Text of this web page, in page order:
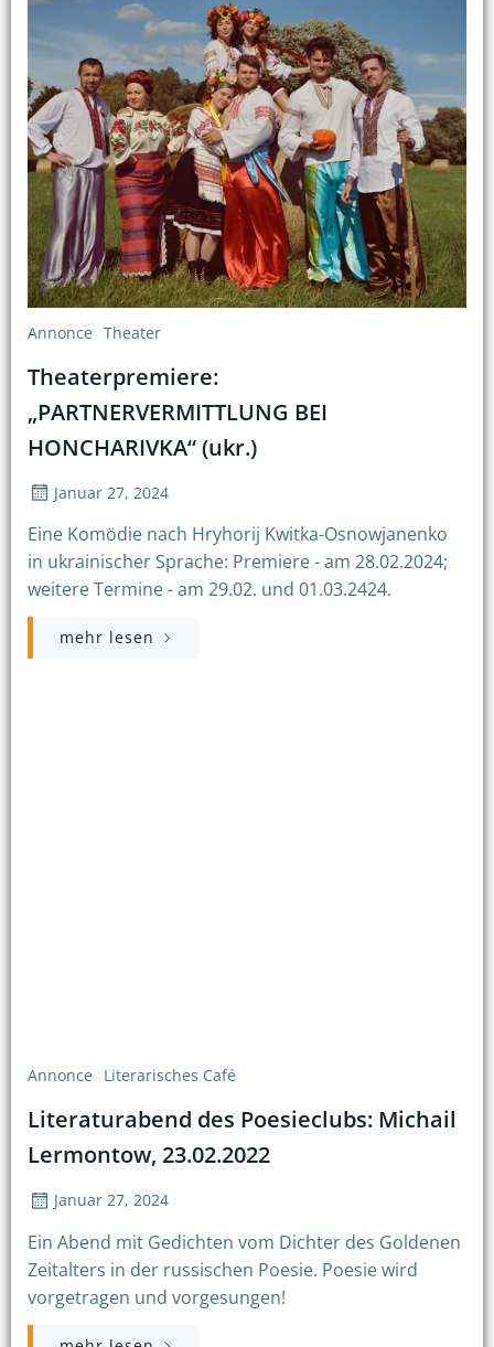
Annonce Theater
Theaterpremiere:
„PARTNERVERMITTLUNG BEI
HONCHARIVKA“ (ukr.)
Januar 27, 2024
Eine Komödie nach Hryhorij Kwitka-Osnowjanenko
in ukrainischer Sprache: Premiere - am 28.02.2024;
weitere Termine - am 29.02. und 01.03.2424.
mehr lesen
Annonce Literarisches Café
Literaturabend des Poesieclubs: Michail
Lermontow, 23.02.2022
Januar 27, 2024
Ein Abend mit Gedichten vom Dichter des Goldenen
Zeitalters in der russischen Poesie. Poesie wird
vorgetragen und vorgesungen!